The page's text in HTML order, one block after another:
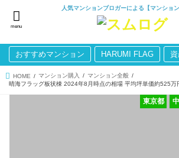
人気マンションブロガーによる【マンション
menu
おすすめマンション HARUMI FLAG
HOME マンション購入
マンション全般
晴海フラッグ板状棟 2024年8月時点の相場 平均坪単価約525万
東京都